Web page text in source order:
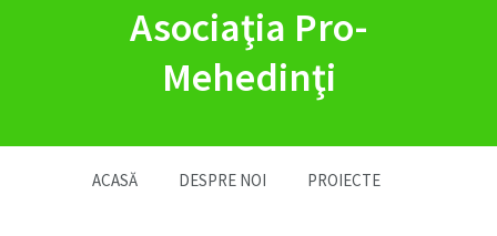
Asociaţia Pro-
Mehedinţi
ACASĂ DESPRE NOI PROIECTE